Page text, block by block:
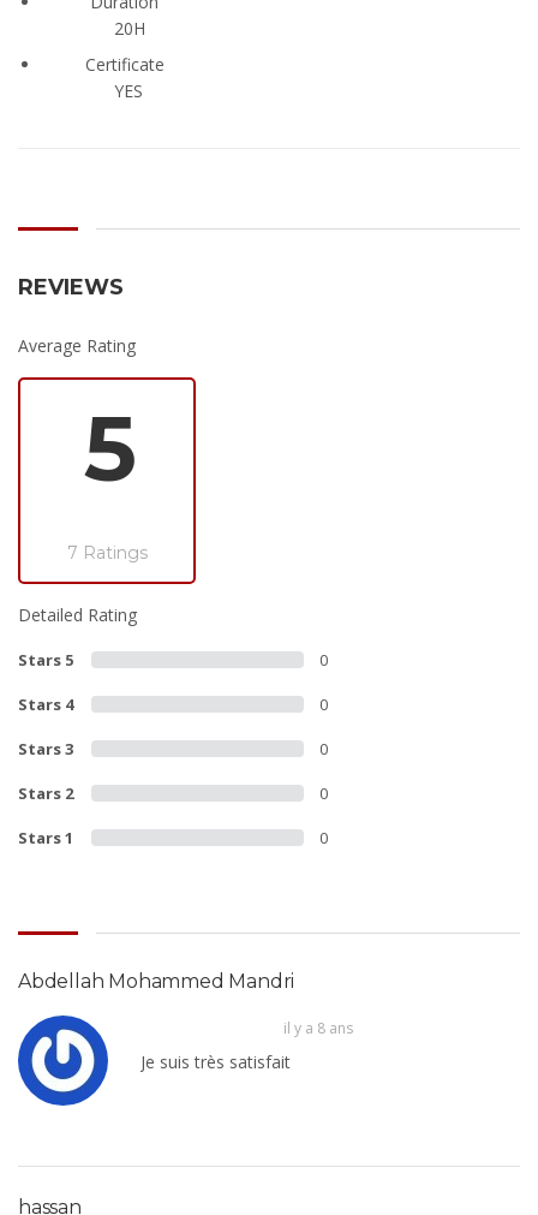
20H
Certificate
YES
REVIEWS
Average Rating
5
7 Ratings
Detailed Rating
Stars 5 0
Stars 4 0
Stars 3 0
Stars 2 0
Stars 1 0
Abdellah Mohammed Mandri
il y a 8 ans
Je suis très satisfait
hassan